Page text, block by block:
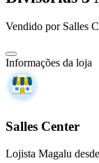
Vendido por Salles
Informações da loja
Salles Center
Lojista Magalu